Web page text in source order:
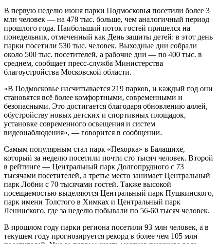
В первую неделю июня парки Подмосковья посетили более 3
млн человек — на 478 тыс. больше, чем аналогичный период
прошлого года. Наибольший поток гостей пришелся на
понедельник, отмеченный как День защиты детей: в этот день
парки посетили 530 тыс. человек. Выходные дни собрали
около 500 тыс. посетителей, а рабочие дни — по 400 тыс. в
среднем, сообщает пресс-служба Министерства
благоустройства Московской области.
«В Подмосковье насчитывается 219 парков, и каждый год они
становятся всё более комфортными, современными и
безопасными. Это достигается благодаря обновлению аллей,
обустройству новых детских и спортивных площадок,
установке современного освещения и систем
видеонаблюдения», — говорится в сообщении.
Самым популярным стал парк «Пехорка» в Балашихе,
который за неделю посетили почти сто тысяч человек. Второй
в рейтинге — Центральный парк Долгопрудного с 73
тысячами посетителей, а третье место занимает Центральный
парк Лобни с 70 тысячами гостей. Также высокой
посещаемостью выделяются Центральный парк Пушкинского,
парк имени Толстого в Химках и Центральный парк
Ленинского, где за неделю побывали по 56-60 тысяч человек.
В прошлом году парки региона посетили 93 млн человек, а в
текущем году прогнозируется рекорд в более чем 105 млн